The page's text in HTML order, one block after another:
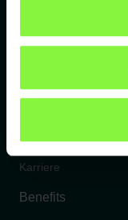
Lieferanten
Kontakt
Karriere
Benefits